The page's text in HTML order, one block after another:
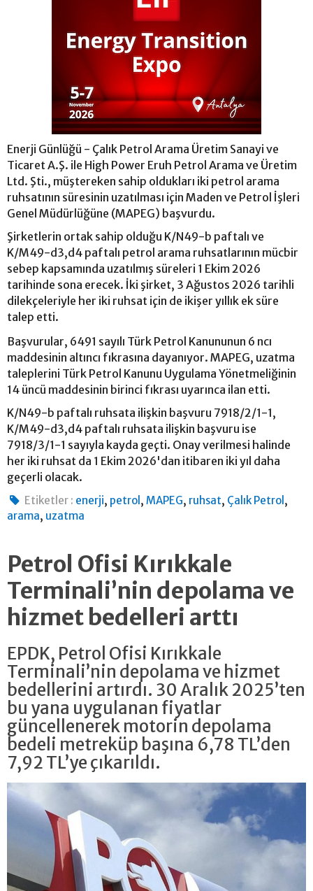
Enerji Günlüğü - Çalık Petrol Arama Üretim Sanayi ve
Ticaret A.Ş. ile High Power Eruh Petrol Arama ve Üretim
Ltd. Şti., müştereken sahip oldukları iki petrol arama
ruhsatının süresinin uzatılması için Maden ve Petrol İşleri
Genel Müdürlüğüne (MAPEG) başvurdu.
Şirketlerin ortak sahip olduğu K/N49-b paftalı ve
K/M49-d3,d4 paftalı petrol arama ruhsatlarının mücbir
sebep kapsamında uzatılmış süreleri 1 Ekim 2026
tarihinde sona erecek. İki şirket, 3 Ağustos 2026 tarihli
dilekçeleriyle her iki ruhsat için de ikişer yıllık ek süre
talep etti.
Başvurular, 6491 sayılı Türk Petrol Kanununun 6 ncı
maddesinin altıncı fıkrasına dayanıyor. MAPEG, uzatma
taleplerini Türk Petrol Kanunu Uygulama Yönetmeliğinin
14 üncü maddesinin birinci fıkrası uyarınca ilan etti.
K/N49-b paftalı ruhsata ilişkin başvuru 7918/2/1-1,
K/M49-d3,d4 paftalı ruhsata ilişkin başvuru ise
7918/3/1-1 sayıyla kayda geçti. Onay verilmesi halinde
her iki ruhsat da 1 Ekim 2026'dan itibaren iki yıl daha
geçerli olacak.
Etiketler : enerji, petrol ,MAPEG, ruhsat, Çalık Petrol ,
arama, uzatma
Petrol Ofisi Kırıkkale
Terminali’nin depolama ve
hizmet bedelleri arttı
EPDK, Petrol Ofisi Kırıkkale
Terminali’nin depolama ve hizmet
bedellerini artırdı. 30 Aralık 2025’ten
bu yana uygulanan fiyatlar
güncellenerek motorin depolama
bedeli metreküp başına 6,78 TL’den
7,92 TL’ye çıkarıldı.